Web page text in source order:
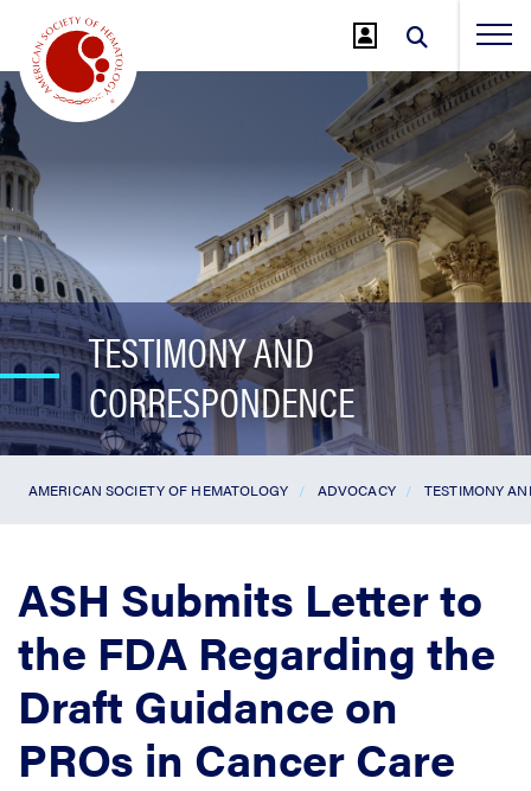
Main
Content
TESTIMONY AND
CORRESPONDENCE
AMERICAN SOCIETY OF HEMATOLOGY ADVOCACY TESTIMONY
ASH Submits Letter to
the FDA Regarding the
Draft Guidance on
PROs in Cancer Care